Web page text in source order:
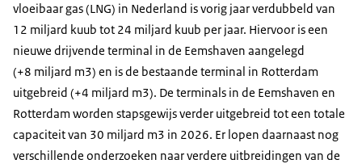
vloeibaar gas (LNG) in Nederland is vorig jaar verdubbeld van
12 miljard kuub tot 24 miljard kuub per jaar. Hiervoor is een
nieuwe drijvende terminal in de Eemshaven aangelegd
(+8 miljard m3) en is de bestaande terminal in Rotterdam
uitgebreid (+4 miljard m3). De terminals in de Eemshaven en
Rotterdam worden stapsgewijs verder uitgebreid tot een totale
capaciteit van 30 miljard m3 in 2026. Er lopen daarnaast nog
verschillende onderzoeken naar verdere uitbreidingen van de